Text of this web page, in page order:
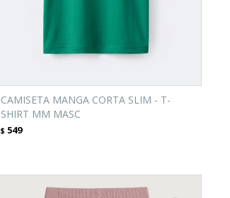
CAMISETA MANGA CORTA SLIM - T-
SHIRT MM MASC
$ 549